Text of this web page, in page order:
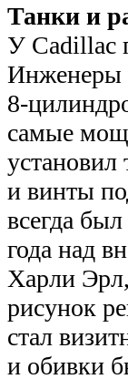
Танки и
У Cadillac
Инженеры
8-
самые
установил
и винты
всегда
года над
Харли
рисунок
стал
и обивки